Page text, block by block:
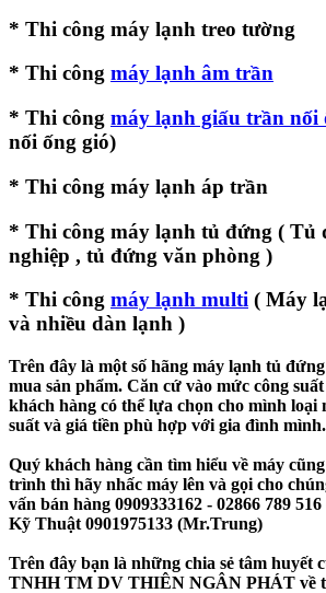
* Thi công máy lạnh treo tường
* Thi công máy lạnh âm trần
* Thi công máy lạnh giấu trần nối
nối ống gió)
* Thi công máy lạnh áp trần
* Thi công máy lạnh tủ đứng ( Tủ
nghiệp , tủ đứng văn phòng )
* Thi công máy lạnh multi ( Máy
và nhiều dàn lạnh )
Trên đây là một số hãng máy lạnh tủ
mua sản phẩm. Căn cứ vào mức công
khách hàng có thể lựa chọn cho mình loại
suất và giá tiền phù hợp với gia đình mình.
Quý khách hàng cần tìm hiểu về máy
trình thì hãy nhấc máy lên và gọi cho
vấn bán hàng 0909333162 - 02866 789
Kỹ Thuật 0901975133 (Mr.Trung)
Trên đây bạn là những chia sẻ tâm huyết
TNHH TM DV THIÊN NGÂN PHÁT về